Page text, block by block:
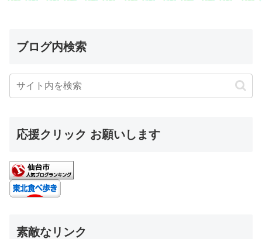
ブログ内検索
応援クリック お願いします
素敵なリンク